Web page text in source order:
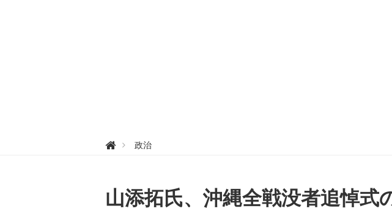
グ
ュ
ー
ス
政治
山添拓氏、沖縄全戦没者追悼式